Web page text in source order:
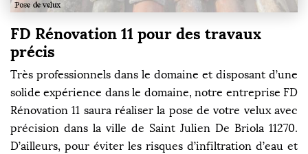
FD Rénovation 11 pour des travaux
précis
Très professionnels dans le domaine et disposant d’une
solide expérience dans le domaine, notre entreprise FD
Rénovation 11 saura réaliser la pose de votre velux avec
précision dans la ville de Saint Julien De Briola 11270.
D’ailleurs, pour éviter les risques d’infiltration d’eau et